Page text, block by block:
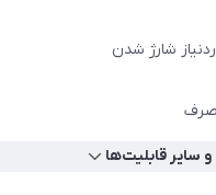
شارژ شدن
و سایر قابلیت‌ها